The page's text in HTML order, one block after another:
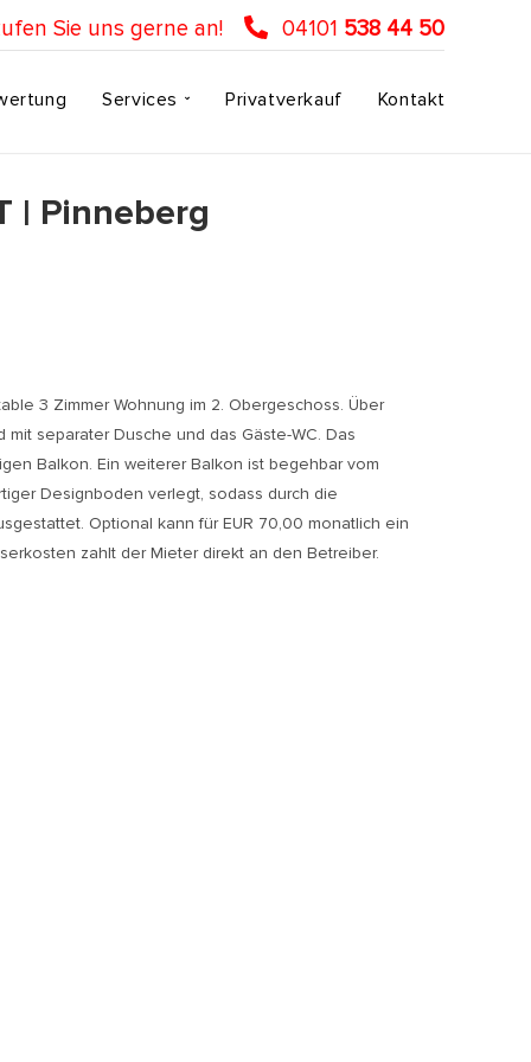
Sie uns gerne an! 04101 538 44 50
Services Privatverkauf Kontakt
| Pinneberg
3 Zimmer Wohnung im 2. Obergeschoss. Über
separater Dusche und das Gäste-WC. Das
Balkon. Ein weiterer Balkon ist begehbar vom
Designboden verlegt, sodass durch die
Optional kann für EUR 70,00 monatlich ein
zahlt der Mieter direkt an den Betreiber.